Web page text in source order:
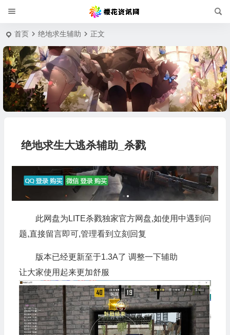
首页 绝地求生辅助 正文
绝地求生大逃杀辅助_杀戮
此网盘为LITE杀戮独家官方网盘,如使用中遇到问
题,直接留言即可,管理看到立刻回复
版本已经更新至于1.3A了 调整一下辅助
让大家使用起来更加舒服